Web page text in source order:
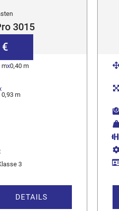
3015
mx0,40 m
0,93 m
3
DETAILS